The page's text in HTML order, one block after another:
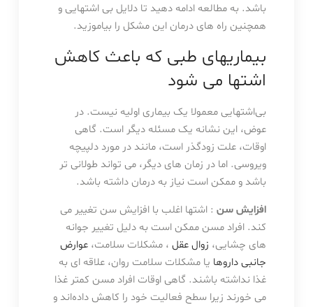
باشد. به مطالعه ادامه دهید تا دلایل بی اشتهایی و
همچنین راه های درمان این مشکل را بیاموزید.
بیماریهای طبی که باعث کاهش
اشتها می شود
بی‌اشتهایی معمولا یک بیماری اولیه نیست. در
عوض، این نشانه یک مسئله دیگر است. گاهی
اوقات، علت زودگذر است، مانند در مورد دلپیچه
ویروسی. اما در زمان های دیگر، می تواند طولانی تر
باشد و ممکن است نیاز به درمان داشته باشد.
افزایش سن: اشتها اغلب با افزایش سن تغییر می
کند. افراد مسن ممکن است به دلیل تغییر جوانه
های چشایی، زوال عقل، مشکلات سلامت، عوارض
جانبی داروها یا مشکلات سلامت روان، علاقه ای به
غذا نداشته باشند. گاهی اوقات افراد مسن کمتر غذا
می خورند زیرا سطح فعالیت خود را کاهش داده‌اند و